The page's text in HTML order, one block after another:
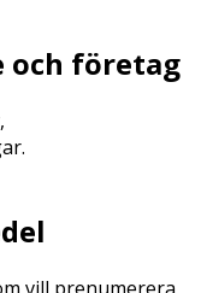
och företag
vill prenumerera